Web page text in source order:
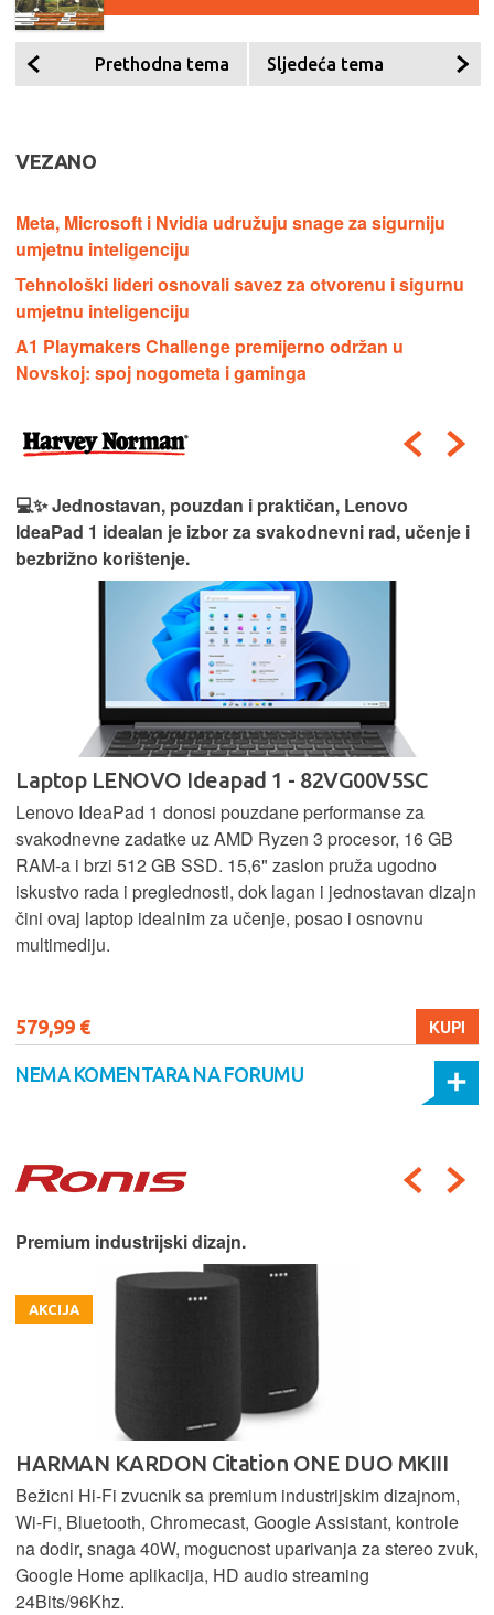
Prethodna tema Sljedeća tema
VEZANO
Meta, Microsoft i Nvidia udružuju snage za sigurniju
umjetnu inteligenciju
Tehnološki lideri osnovali savez za otvorenu i sigurnu
umjetnu inteligenciju
A1 Playmakers Challenge premijerno održan u
Novskoj: spoj nogometa i gaminga
💻✨ Jednostavan, pouzdan i praktičan, Lenovo
IdeaPad 1 idealan je izbor za svakodnevni rad, učenje i
bezbrižno korištenje.
Laptop LENOVO Ideapad 1 - 82VG00V5SC
Lenovo IdeaPad 1 donosi pouzdane performanse za
svakodnevne zadatke uz AMD Ryzen 3 procesor, 16 GB
RAM-a i brzi 512 GB SSD. 15,6" zaslon pruža ugodno
iskustvo rada i preglednosti, dok lagan i jednostavan dizajn
čini ovaj laptop idealnim za učenje, posao i osnovnu
multimediju.
579,99 € KUPI
NEMA KOMENTARA NA FORUMU
Premium industrijski dizajn.
AKCIJA
HARMAN KARDON Citation ONE DUO MKIII
Bežicni Hi-Fi zvucnik sa premium industrijskim dizajnom,
Wi-Fi, Bluetooth, Chromecast, Google Assistant, kontrole
na dodir, snaga 40W, mogucnost uparivanja za stereo zvuk,
Google Home aplikacija, HD audio streaming
24Bits/96Khz.